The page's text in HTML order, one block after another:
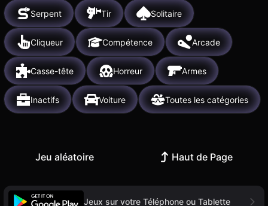
Serpent Tir Solitaire
Cliqueur Compétence Arcade
Casse-tête Horreur Armes
Inactifs Voiture Toutes les catégories
Jeu aléatoire Haut de Page
Jeux sur votre Téléphone ou Tablette